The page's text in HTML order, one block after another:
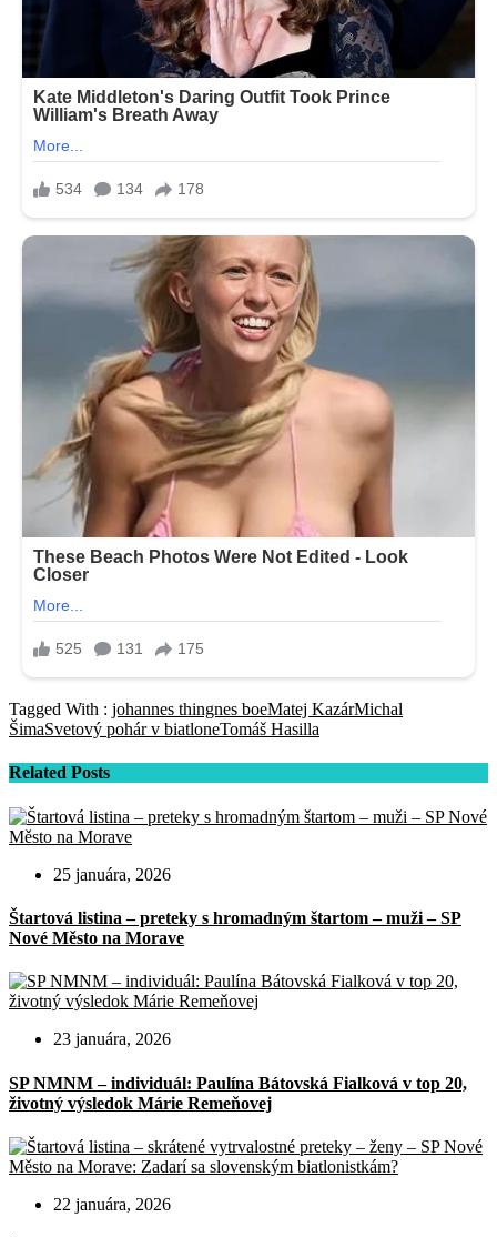
Tagged With : johannes thingnes boeMatej KazárMichal
ŠimaSvetový pohár v biatloneTomáš Hasilla
Related Posts
25 januára, 2026
Štartová listina – preteky s hromadným štartom – muži – SP
Nové Město na Morave
23 januára, 2026
SP NMNM – individuál: Paulína Bátovská Fialková v top 20,
životný výsledok Márie Remeňovej
22 januára, 2026